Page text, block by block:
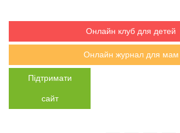
Онлайн клуб для детей
Онлайн журнал для мам
Підтримати
сайт